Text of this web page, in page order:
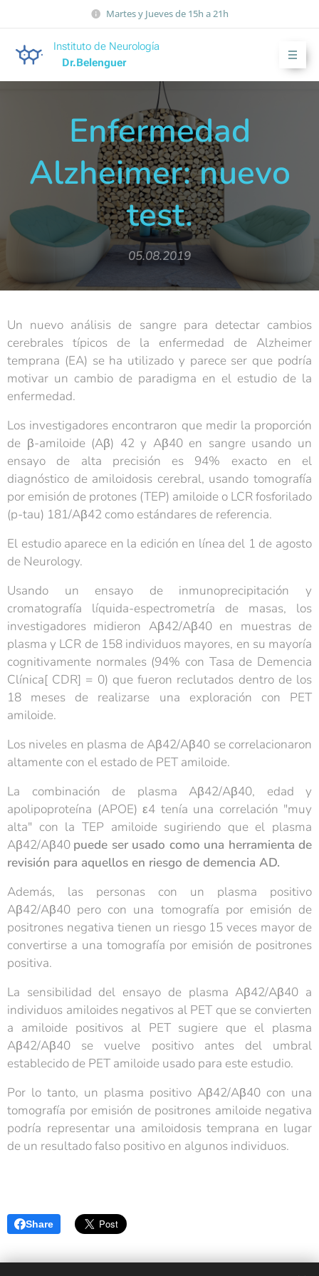
Martes y Jueves de 15h a 21h
Instituto de Neurología
Dr.Belenguer
Enfermedad
Alzheimer: nuevo
test.
05.08.2019
Un nuevo análisis de sangre para detectar cambios
cerebrales típicos de la enfermedad de Alzheimer
temprana (EA) se ha utilizado y parece ser que podría
motivar un cambio de paradigma en el estudio de la
enfermedad.
Los investigadores encontraron que medir la proporción
de β-amiloide (Aβ) 42 y Aβ40 en sangre usando un
ensayo de alta precisión es 94% exacto en el
diagnóstico de amiloidosis cerebral, usando tomografía
por emisión de protones (TEP) amiloide o LCR fosforilado
(p-tau) 181/Aβ42 como estándares de referencia.
El estudio aparece en la edición en línea del 1 de agosto
de Neurology.
Usando un ensayo de inmunoprecipitación y
cromatografía líquida-espectrometría de masas, los
investigadores midieron Aβ42/Aβ40 en muestras de
plasma y LCR de 158 individuos mayores, en su mayoría
cognitivamente normales (94% con Tasa de Demencia
Clínica[ CDR] = 0) que fueron reclutados dentro de los
18 meses de realizarse una exploración con PET
amiloide.
Los niveles en plasma de Aβ42/Aβ40 se correlacionaron
altamente con el estado de PET amiloide.
La combinación de plasma Aβ42/Aβ40, edad y
apolipoproteína (APOE) ε4 tenía una correlación "muy
alta" con la TEP amiloide sugiriendo que el plasma
Aβ42/Aβ40 puede ser usado como una herramienta de
revisión para aquellos en riesgo de demencia AD.
Además, las personas con un plasma positivo
Aβ42/Aβ40 pero con una tomografía por emisión de
positrones negativa tienen un riesgo 15 veces mayor de
convertirse a una tomografía por emisión de positrones
positiva.
La sensibilidad del ensayo de plasma Aβ42/Aβ40 a
individuos amiloides negativos al PET que se convierten
a amiloide positivos al PET sugiere que el plasma
Aβ42/Aβ40 se vuelve positivo antes del umbral
establecido de PET amiloide usado para este estudio.
Por lo tanto, un plasma positivo Aβ42/Aβ40 con una
tomografía por emisión de positrones amiloide negativa
podría representar una amiloidosis temprana en lugar
de un resultado falso positivo en algunos individuos.
Share